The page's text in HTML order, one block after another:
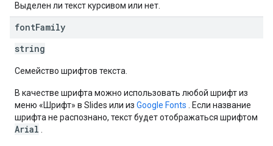
Выделен ли текст курсивом или нет.
fontFamily
string
Семейство шрифтов текста.
В качестве шрифта можно использовать любой шрифт из
меню «Шрифт» в Slides или из Google Fonts . Если название
шрифта не распознано, текст будет отображаться шрифтом
Arial